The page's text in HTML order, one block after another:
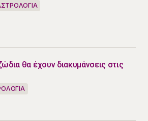
θα έχουν διακυμάνσεις στις